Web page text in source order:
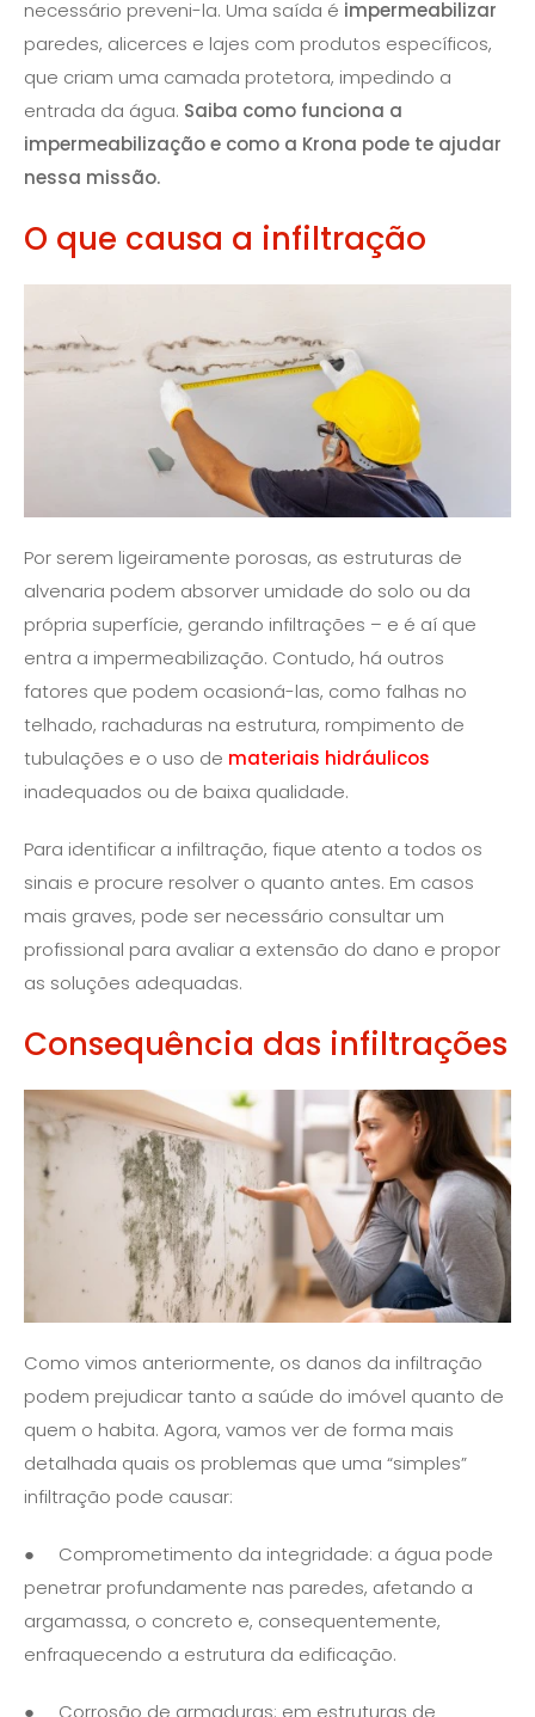
necessário preveni-la. Uma saída é impermeabilizar
paredes, alicerces e lajes com produtos específicos,
que criam uma camada protetora, impedindo a
entrada da água. Saiba como funciona a
impermeabilização e como a Krona pode te ajudar
nessa missão.
O que causa a infiltração
Por serem ligeiramente porosas, as estruturas de
alvenaria podem absorver umidade do solo ou da
própria superfície, gerando infiltrações – e é aí que
entra a impermeabilização. Contudo, há outros
fatores que podem ocasioná-las, como falhas no
telhado, rachaduras na estrutura, rompimento de
tubulações e o uso de materiais hidráulicos
inadequados ou de baixa qualidade.
Para identificar a infiltração, fique atento a todos os
sinais e procure resolver o quanto antes. Em casos
mais graves, pode ser necessário consultar um
profissional para avaliar a extensão do dano e propor
as soluções adequadas.
Consequência das infiltrações
Como vimos anteriormente, os danos da infiltração
podem prejudicar tanto a saúde do imóvel quanto de
quem o habita. Agora, vamos ver de forma mais
detalhada quais os problemas que uma “simples”
infiltração pode causar:
● Comprometimento da integridade: a água pode
penetrar profundamente nas paredes, afetando a
argamassa, o concreto e, consequentemente,
enfraquecendo a estrutura da edificação.
● Corrosão de armaduras: em estruturas de